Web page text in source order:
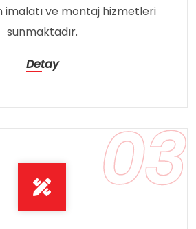
imalatı ve montaj hizmetleri
sunmaktadır.
Detay
03